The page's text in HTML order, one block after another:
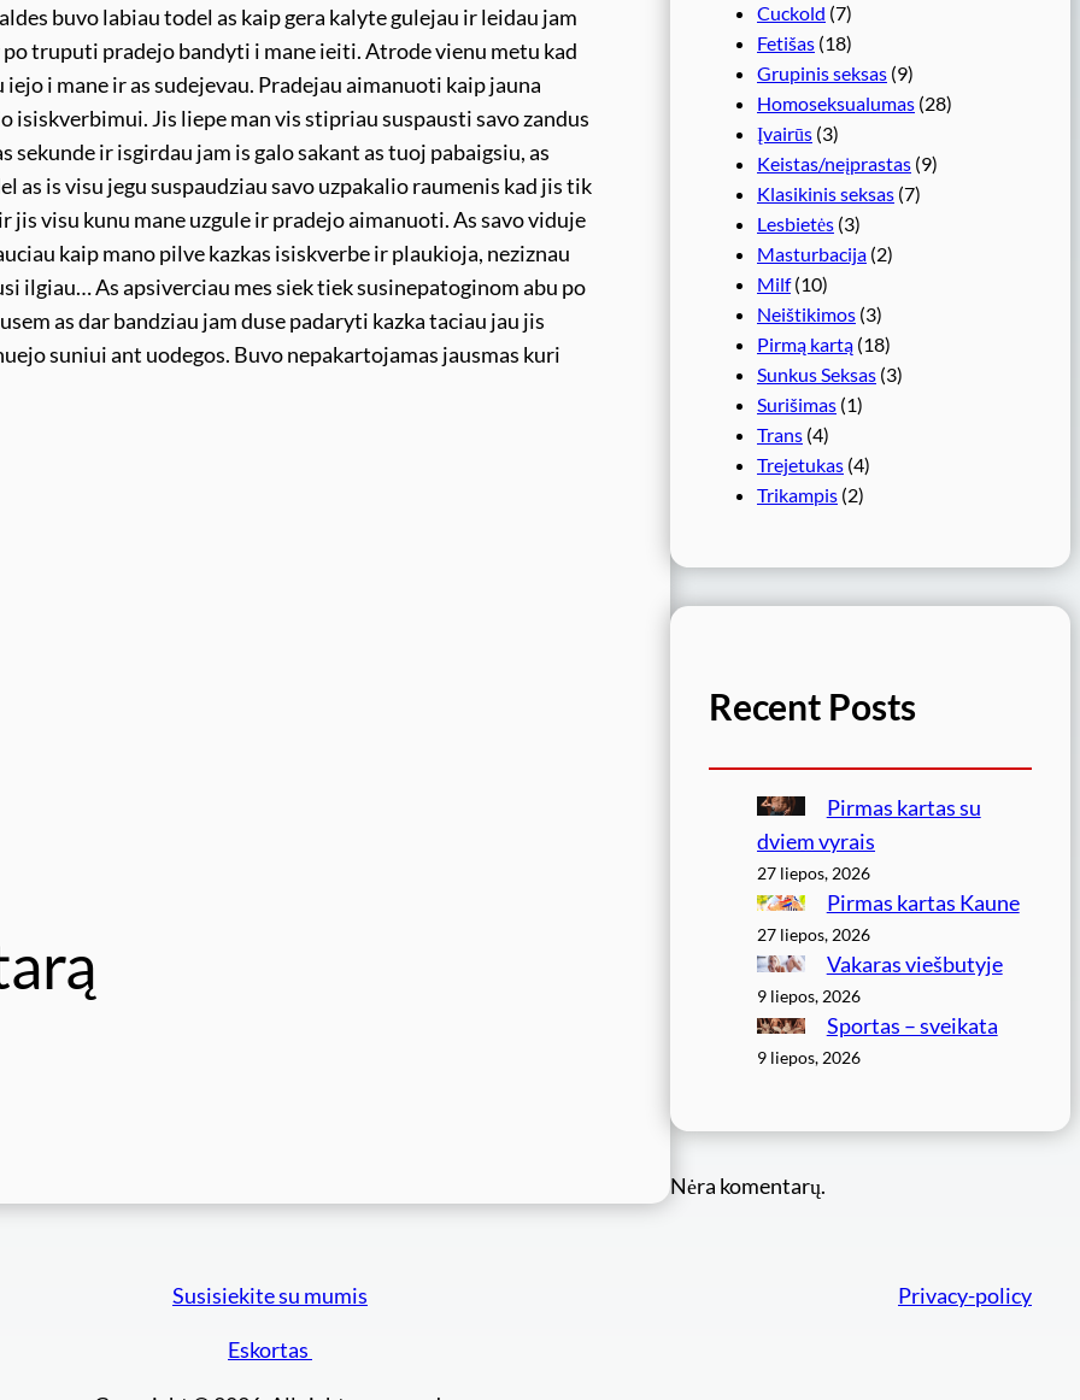
buvo labiau todel as kaip gera kalyte gulejau ir leidau jam
truputi pradejo bandyti i mane ieiti. Atrode vienu metu kad
i mane ir as sudejevau. Pradejau aimanuoti kaip jauna
isiskverbimui. Jis liepe man vis stipriau suspausti savo zandus
sekunde ir isgirdau jam is galo sakant as tuoj pabaigsiu, as
as is visu jegu suspaudziau savo uzpakalio raumenis kad jis tik
jis visu kunu mane uzgule ir pradejo aimanuoti. As savo viduje
kaip mano pilve kazkas isiskverbe ir plaukioja, neziznau
ilgiau… As apsiverciau mes siek tiek susinepatoginom abu po
as dar bandziau jam duse padaryti kazka taciau jau jis
suniui ant uodegos. Buvo nepakartojamas jausmas kuri
Cuckold (7)
Fetišas (18)
Grupinis seksas (9)
Homoseksualumas (28)
Įvairūs (3)
Keistas/neįprastas (9)
Klasikinis seksas (7)
Lesbietės (3)
Masturbacija (2)
Milf(10)
Neištikimos (3)
Pirmą kartą (18)
Sunkus Seksas (3)
Surišimas (1)
Trans (4)
Trejetukas (4)
Trikampis (2)
Recent Posts
Pirmas kartas su
dviem vyrais
27 liepos, 2026
Pirmas kartas Kaune
27 liepos, 2026
Vakaras viešbutyje
9 liepos, 2026
Sportas – sveikata
9 liepos, 2026
Nėra komentarų.
Susisiekite su mumis
Eskortas
Privacy-policy